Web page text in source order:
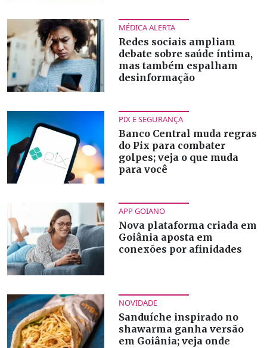
MÉDICA ALERTA
Redes sociais ampliam
debate sobre saúde íntima,
mas também espalham
desinformação
PIX E SEGURANÇA
Banco Central muda regras
do Pix para combater
golpes; veja o que muda
para você
APP GOIANO
Nova plataforma criada em
Goiânia aposta em
conexões por afinidades
NOVIDADE
Sanduíche inspirado no
shawarma ganha versão
em Goiânia; veja onde